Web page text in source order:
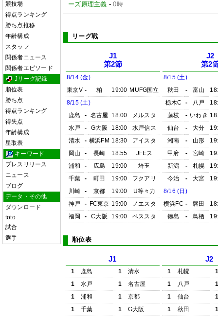
競技場
得点ランキング
勝ち点推移
年齢構成
スタッフ
関係者ニュース
関係者エピソード
Jリーグ記録
順位表
勝ち点
得点ランキング
得失点
年齢構成
星取表
キーワード
プレスリリース
ニュース
ブログ
データ・その他
ダウンロード
toto
試合
選手
ーズ原理主義 -0時
リーグ戦
J1
第2節
8/14 (金)
東京V - 柏 19:00 MUFG国立
8/15 (土)
鹿島
- 名古屋 18:00
メルスタ
水戸
- G大阪 18:00
水戸信ス
清水
- 横浜FM 18:30
アイスタ
岡山
- 長崎 18:55
JFEス
浦和
- 広島 19:00
埼玉
千葉
- 町田 19:00
フクアリ
川崎
- 京都 19:00
U等々力
神戸
- FC東京 19:00
ノエスタ
福岡
- C大阪 19:00 ベススタ
J2
第2
8/15 (土)
秋田
- 富山
栃木C
- 八戸
藤枝
- いわき
仙台
- 大分
湘南
- 山形
甲府
- 宮崎
新潟
- 札幌
今治
- 大宮
8/16 (日)
横浜FC - 磐田
徳島
- 鳥栖
順位表
J1
1 鹿島 1
清水
1
水戸 1
名古屋
1
浦和 1
京都
1
千葉 1
G大阪
J2
1 札幌
1
八戸
1
仙台
1
秋田